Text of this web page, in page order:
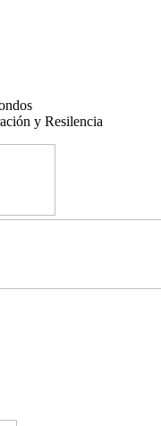
y Resilencia